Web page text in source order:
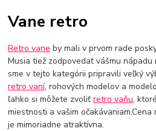
Vane retro
Retro vane by mali v prvom rade
Musia tiež zodpovedať vášmu
sme v tejto kategórii pripravili veľký
retro vaní, rohových modelov a
ľahko si môžete zvoliťretro vaňu,
miestnosti a vašim
je mimoriadne atraktívna.